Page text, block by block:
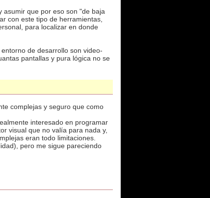
asumir que por eso son "de baja
con este tipo de herramientas,
para localizar en donde
de desarrollo son video-
pantallas y pura lógica no se
complejas y seguro que como
interesado en programar
visual que no valía para nada y,
eran todo limitaciones.
pero me sigue pareciendo